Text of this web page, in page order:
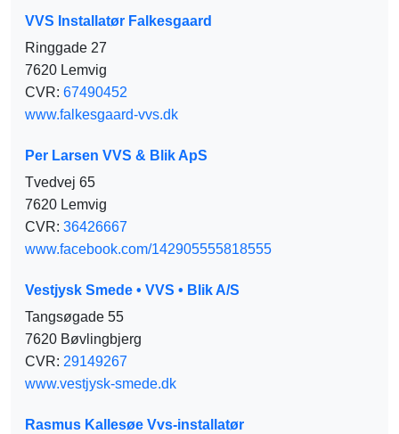
VVS Installatør Falkesgaard
Ringgade 27
7620 Lemvig
CVR: 67490452
www.falkesgaard-vvs.dk
Per Larsen VVS & Blik ApS
Tvedvej 65
7620 Lemvig
CVR: 36426667
www.facebook.com/142905555818555
Vestjysk Smede • VVS • Blik A/S
Tangsøgade 55
7620 B​øvlingbjerg
CVR: 29149267
www.vestjysk-smede.dk
Rasmus Kallesøe Vvs-installatør